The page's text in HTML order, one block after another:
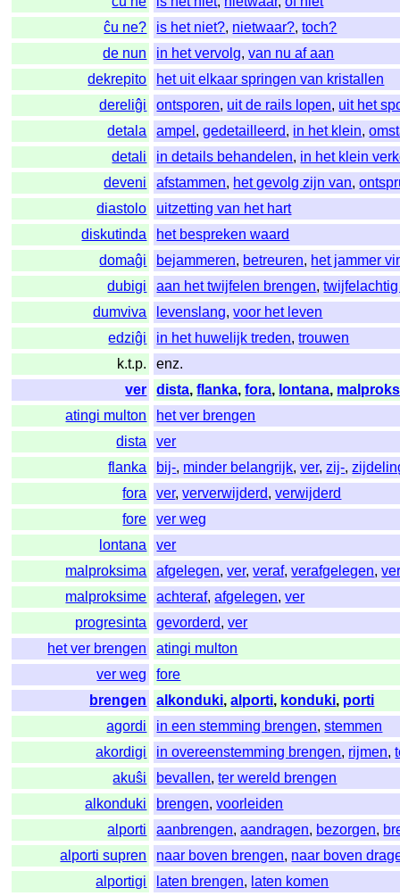
ĉu ne?
is het niet?, nietwaar?,toch?
de nun
in het vervolg,van nu af aan
dekrepito
het uit elkaar springen van kristallen
dereliĝi
ontsporen, uit de rails lopen, uit het
detala
ampel ,gedetailleerd, in het klein,
detali
in details behandelen, in het klein
deveni
afstammen, het gevolg zijn van,
diastolo
uitzetting van het hart
diskutinda
het bespreken waard
domaĝi
bejammeren, betreuren, het jammer
dubigi
aan het twijfelen brengen,
dumviva
levenslang,voor het leven
edziĝi
in het huwelijk treden,trouwen
k.t.p.
enz.
ver
dista,flanka,fora, lontana,
atingi multon
het ver brengen
dista
ver
flanka
bij-, minder belangrijk,ver,zij-,
fora
ver,ververwijderd,verwijderd
fore
ver weg
lontana
ver
malproksima
afgelegen,ver,veraf,verafgelegen,
malproksime
achteraf,afgelegen,ver
progresinta
gevorderd,ver
het ver brengen
atingi multon
ver weg
fore
brengen
alkonduki,alporti, konduki, porti
agordi
in een stemming brengen,stemmen
akordigi
in overeenstemming brengen, rijmen,
akuŝi
bevallen,ter wereld brengen
alkonduki
brengen,voorleiden
alporti
aanbrengen,aandragen, bezorgen,
alporti supren
naar boven brengen, naar boven
alportigi
laten brengen, laten komen